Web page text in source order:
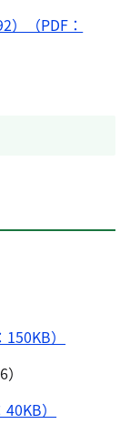
）（PDF：
）
）